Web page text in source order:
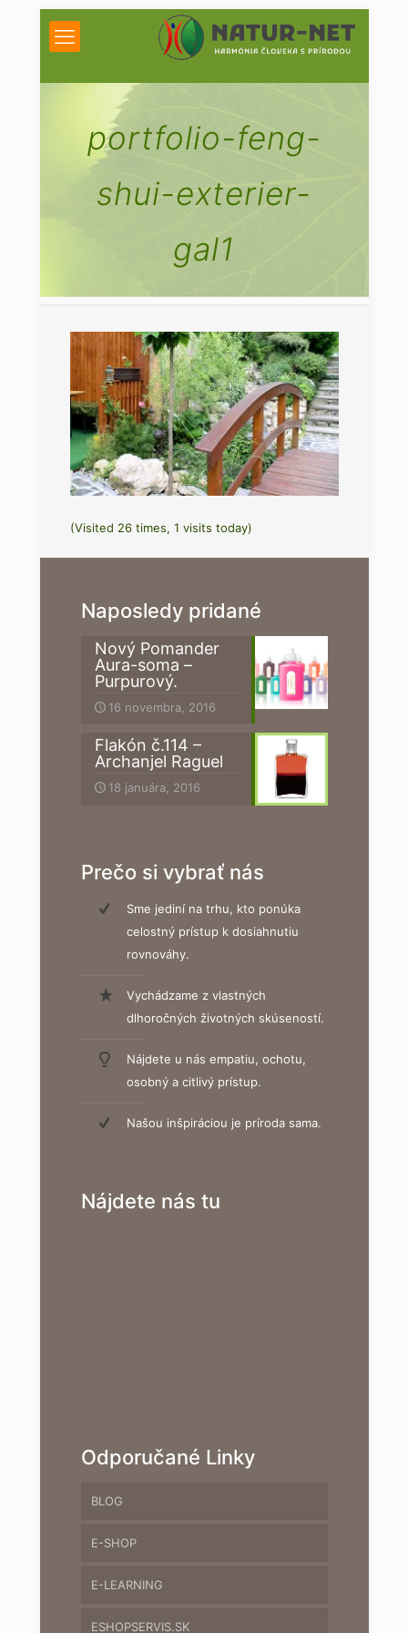
portfolio-feng-
shui-exterier-
gal1
(Visited 26 times, 1 visits today)
Naposledy pridané
Nový Pomander
Aura-soma –
Purpurový.
16 novembra, 2016
Flakón č.114 –
Archanjel Raguel
18 januára, 2016
Prečo si vybrať nás
Sme jediní na trhu, kto ponúka
celostný prístup k dosiahnutiu
rovnováhy.
Vychádzame z vlastných
dlhoročných životných skúseností.
Nájdete u nás empatiu, ochotu,
osobný a citlivý prístup.
Našou inšpiráciou je príroda sama.
Nájdete nás tu
Odporučané Linky
BLOG
E-SHOP
E-LEARNING
ESHOPSERVIS.SK